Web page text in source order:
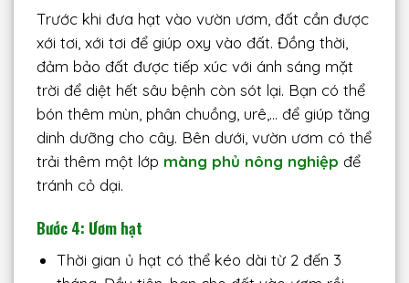
Trước khi đưa hạt vào vườn ươm, đất cần được
xới tơi, xới tơi để giúp oxy vào đất. Đồng thời,
đảm bảo đất được tiếp xúc với ánh sáng mặt
trời để diệt hết sâu bệnh còn sót lại. Bạn có thể
bón thêm mùn, phân chuồng, urê,… để giúp tăng
dinh dưỡng cho cây. Bên dưới, vườn ươm có thể
trải thêm một lớp màng phủ nông nghiệp để
tránh cỏ dại.
Bước 4: Ươm hạt
Thời gian ủ hạt có thể kéo dài từ 2 đến 3